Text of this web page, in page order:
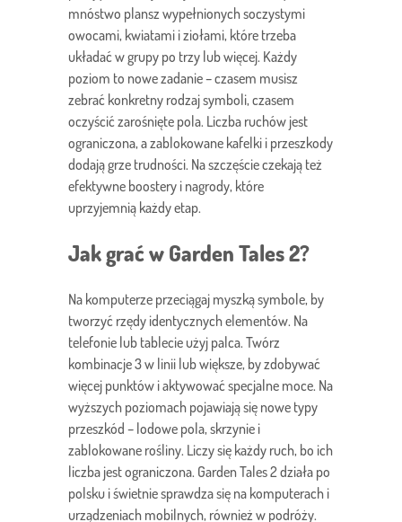
mnóstwo plansz wypełnionych soczystymi
owocami, kwiatami i ziołami, które trzeba
układać w grupy po trzy lub więcej. Każdy
poziom to nowe zadanie – czasem musisz
zebrać konkretny rodzaj symboli, czasem
oczyścić zarośnięte pola. Liczba ruchów jest
ograniczona, a zablokowane kafelki i przeszkody
dodają grze trudności. Na szczęście czekają też
efektywne boostery i nagrody, które
uprzyjemnią każdy etap.
Jak grać w Garden Tales 2?
Na komputerze przeciągaj myszką symbole, by
tworzyć rzędy identycznych elementów. Na
telefonie lub tablecie użyj palca. Twórz
kombinacje 3 w linii lub większe, by zdobywać
więcej punktów i aktywować specjalne moce. Na
wyższych poziomach pojawiają się nowe typy
przeszkód – lodowe pola, skrzynie i
zablokowane rośliny. Liczy się każdy ruch, bo ich
liczba jest ograniczona. Garden Tales 2 działa po
polsku i świetnie sprawdza się na komputerach i
urządzeniach mobilnych, również w podróży.